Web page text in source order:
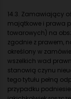
14.3. Zamawiający
majątkowe i prawa
towarowych) na
zgodnie z prawem,
określony w
wszelkich wad
stanowią czynu
tego tytułu pełną
przypadku